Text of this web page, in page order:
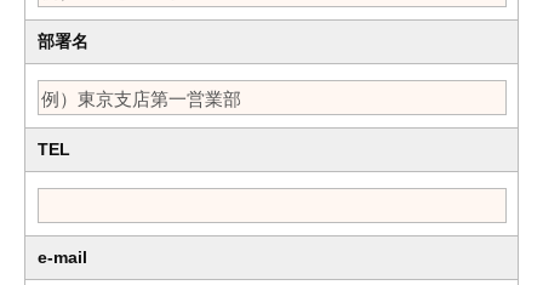
部署名
TEL
e-mail